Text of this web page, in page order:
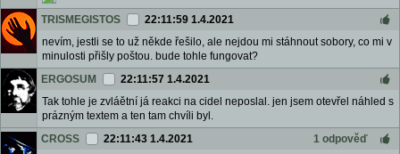
TRISMEGISTOS
22:11:59 1.4.2021
nevím, jestli se to už někde řešilo, ale nejdou mi stáhnout sobory, co mi v
minulosti přišly poštou. bude tohle fungovat?
ERGOSUM
22:11:57 1.4.2021
Tak tohle je zvláětní já reakci na cidel neposlal. jen jsem otevřel náhled s
prázným textem a ten tam chvíli byl.
CROSS
22:11:43 1.4.2021
1 odpověď